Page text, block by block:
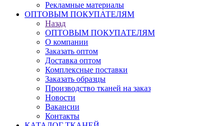
Рекламные материалы
ОПТОВЫМ ПОКУПАТЕЛЯМ
Назад
ОПТОВЫМ ПОКУПАТЕЛЯМ
О компании
Заказать оптом
Доставка оптом
Комплексные поставки
Заказать образцы
Производство тканей на заказ
Новости
Вакансии
Контакты